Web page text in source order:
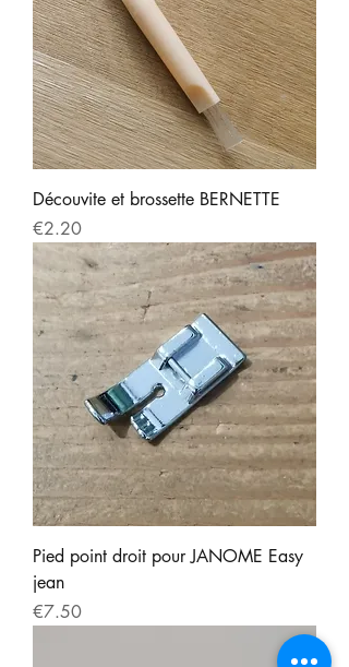
Découvite et brossette BERNETTE
Price
€2.20
Pied point droit pour JANOME Easy
jean
Price
€7.50